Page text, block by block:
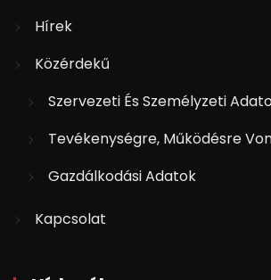
Hírek
Közérdekű
Szervezeti És Személyzeti
Tevékenységre, Működésre
Gazdálkodási Adatok
Kapcsolat